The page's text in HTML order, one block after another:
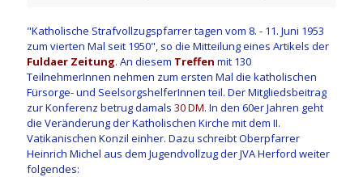
"Katholische Strafvollzugspfarrer tagen vom 8. - 11. Juni 1953
zum vierten Mal seit 1950", so die Mitteilung eines Artikels der
Fuldaer Zeitung. An diesem Treffen mit 130
TeilnehmerInnen nehmen zum ersten Mal die katholischen
Fürsorge- und SeelsorgshelferInnen teil. Der Mitgliedsbeitrag
zur Konferenz betrug damals 30 DM. In den 60er Jahren geht
die Veränderung der Katholischen Kirche mit dem II.
Vatikanischen Konzil einher. Dazu schreibt Oberpfarrer
Heinrich Michel aus dem Jugendvollzug der JVA Herford weiter
folgendes: